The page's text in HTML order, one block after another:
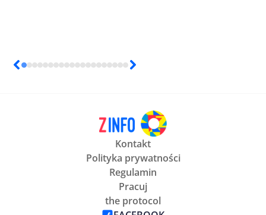
Kontakt
Polityka prywatności
Regulamin
Pracuj
the protocol